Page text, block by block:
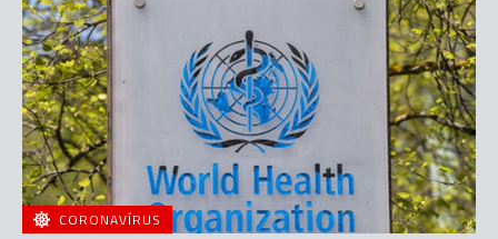
CORONAVÍRUS